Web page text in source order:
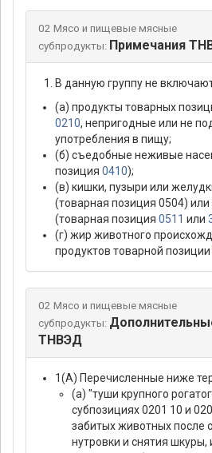
02 Мясо и пищевые мясные
субпродукты: Примечания
В данную группу не
(а) продукты товарных
0210, непригодные или не
употребления в пищу;
(б) съедобные неживые
позиция 0410);
(в) кишки, пузыри или
(товарная позиция 0504)
(товарная позиция 0511 или
(г) жир животного
продуктов товарной позиции
02 Мясо и пищевые мясные
субпродукты:
ТНВЭД
1(А) Перечисленные ниже
(а) "туши крупного
субпозициях 0201 10 и
забитых животных после
нутровки и снятия